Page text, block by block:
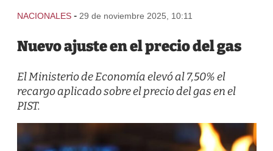
NACIONALES - 29 de noviembre 2025, 10:11
Nuevo ajuste en el precio del gas
El Ministerio de Economía elevó al 7,50% el
recargo aplicado sobre el precio del gas en el
PIST.